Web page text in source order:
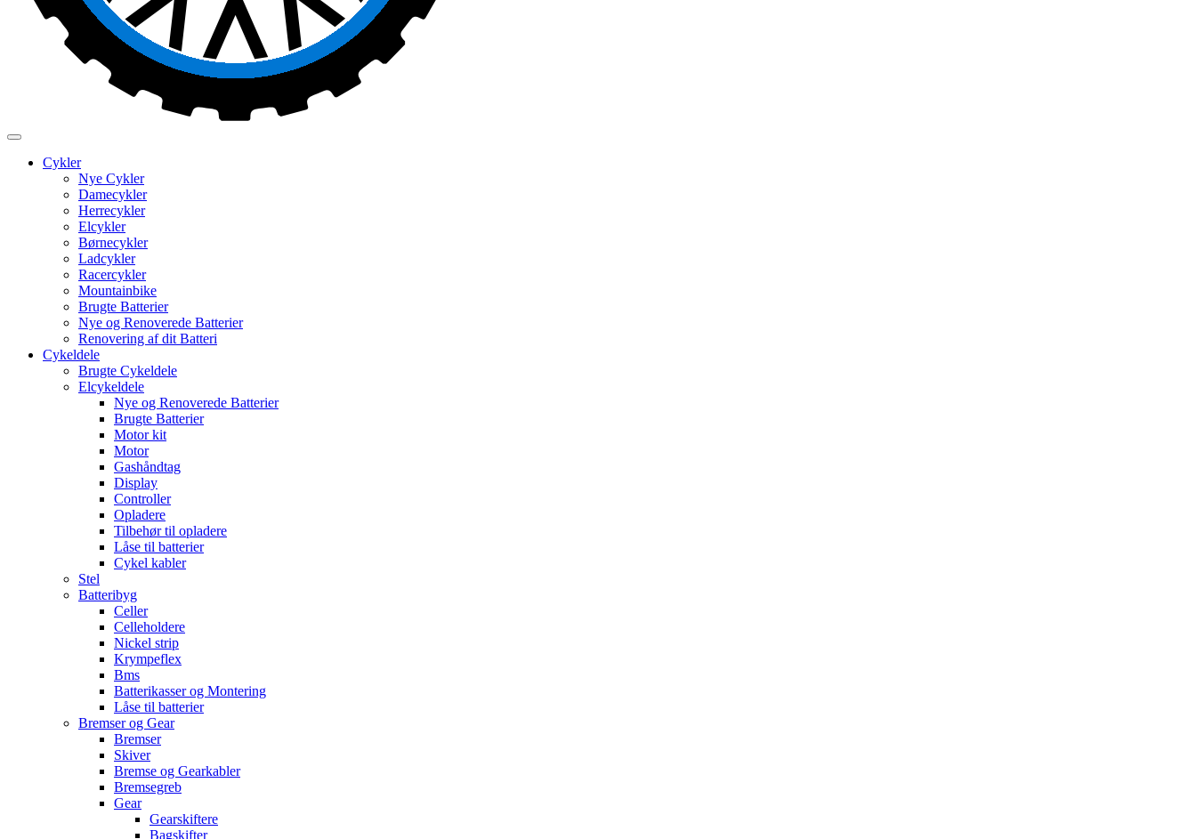
Cykler
Nye Cykler
Damecykler
Herrecykler
Elcykler
Børnecykler
Ladcykler
Racercykler
Mountainbike
Brugte Batterier
Nye og Renoverede Batterier
Renovering af dit Batteri
Cykeldele
Brugte Cykeldele
Elcykeldele
Nye og Renoverede Batterier
Brugte Batterier
Motor kit
Motor
Gashåndtag
Display
Controller
Opladere
Tilbehør til opladere
Låse til batterier
Cykel kabler
Stel
Batteribyg
Celler
Celleholdere
Nickel strip
Krympeflex
Bms
Batterikasser og Montering
Låse til batterier
Bremser og Gear
Bremser
Skiver
Bremse og Gearkabler
Bremsegreb
Gear
Gearskiftere
Bagskifter